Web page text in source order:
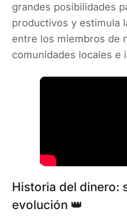
grandes posibilidades
productivos y estimula
entre los miembros de
comunidades locales e
Historia del dinero:
evolución 👑